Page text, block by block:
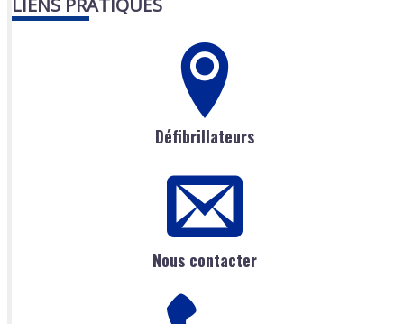
LIENS PRATIQUES
Défibrillateurs
Nous contacter